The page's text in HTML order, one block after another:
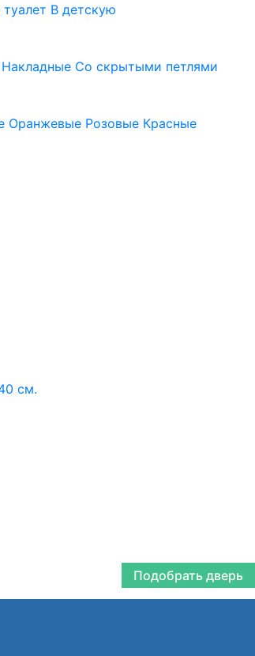
В детскую
Накладные Со скрытыми петлями
Оранжевые Розовые Красные
см.
Подобрать дверь